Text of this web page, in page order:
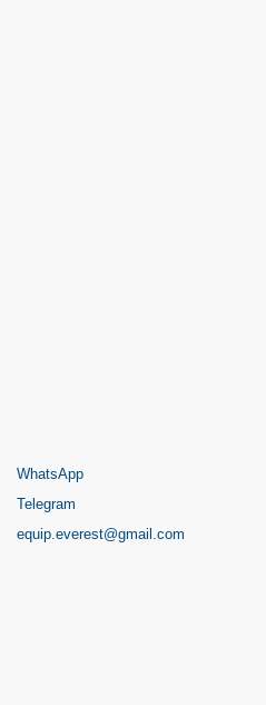
WhatsApp
Telegram
equip.everest@gmail.com